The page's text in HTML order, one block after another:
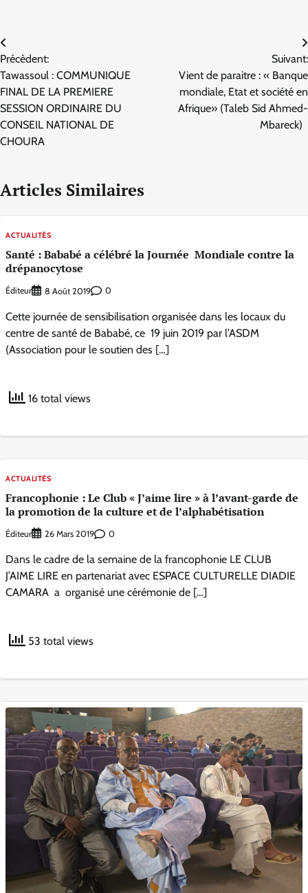
Navigation
de
l’article
Précèdent:
Tawassoul : COMMUNIQUE
FINAL DE LA PREMIERE
SESSION ORDINAIRE DU
CONSEIL NATIONAL DE
CHOURA
Suivant:
Vient de paraitre : « Banque
mondiale, Etat et société en
Afrique» (Taleb Sid Ahmed-
Mbareck)
Articles Similaires
ACTUALITÉS
Santé : Bababé a célébré la Journée Mondiale contre la
drépanocytose
Éditeur 8 Août 2019 0
Cette journée de sensibilisation organisée dans les locaux du
centre de santé de Bababé, ce 19 juin 2019 par l’ASDM
(Association pour le soutien des […]
16 total views
ACTUALITÉS
Francophonie : Le Club « J’aime lire » à l’avant-garde de
la promotion de la culture et de l’alphabétisation
Éditeur 26 Mars 2019 0
Dans le cadre de la semaine de la francophonie LE CLUB
J’AIME LIRE en partenariat avec ESPACE CULTURELLE DIADIE
CAMARA a organisé une cérémonie de […]
53 total views